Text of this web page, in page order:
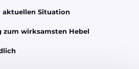
aktuellen Situation
zum wirksamsten Hebel